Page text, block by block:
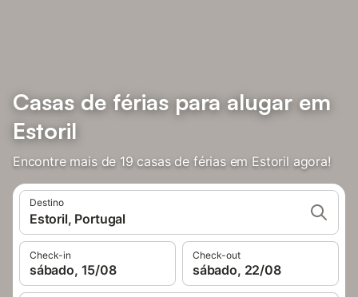
Casas de férias para alugar em
Estoril
Encontre mais de 19 casas de férias em Estoril agora!
Destino
Estoril, Portugal
Check-in
sábado, 15/08
Check-out
sábado, 22/08